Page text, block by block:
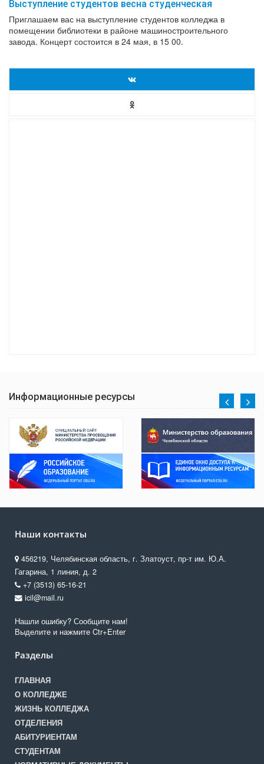
Выступление студентов весна студенческая
Приглашаем вас на выступление студентов колледжа в
помещении библиотеки в районе машиностроительного
завода. Концерт состоится в 24 мая, в 15 00.
Информационные ресурсы
Наши контакты
456219, Челябинская область, г. Златоуст, пр-т им. Ю.А.
Гагарина, 1 линия, д. 2
+7 (3513) 65-16-21
icil@mail.ru
Нашли ошибку? Сообщите нам!
Выделите и нажмите Ctr+Enter
Разделы
ГЛАВНАЯ
О КОЛЛЕДЖЕ
ЖИЗНЬ КОЛЛЕДЖА
ОТДЕЛЕНИЯ
АБИТУРИЕНТАМ
СТУДЕНТАМ